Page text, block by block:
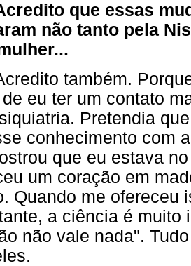
que essas
não tanto pela
também.
eu ter um contato
Pretendia
conhecimento com
que eu estava
um coração em
Quando me ofereceu
a ciência é muito
não vale nada".